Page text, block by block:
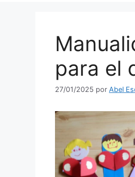
para el
27/01/2025 por Abel